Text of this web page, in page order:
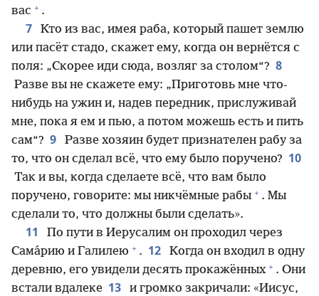
вас + .
7
Кто из вас, имея раба, который пашет землю
или пасёт стадо, скажет ему, когда он вернётся с
поля: „Скорее иди сюда, возляг за столом“? 8
Разве вы не скажете ему: „Приготовь мне что-
нибудь на ужин и, надев передник, прислуживай
мне, пока я ем и пью, а потом можешь есть и пить
сам“? 9
Разве хозяин будет признателен рабу за
то, что он сделал всё, что ему было поручено? 10
Так и вы, когда сделаете всё, что вам было
поручено, говорите: мы никчёмные рабы + . Мы
сделали то, что должны были сделать».
11
По пути в Иерусалим он проходил через
Сама́рию и Галилею + . 12
Когда он входил в одну
деревню, его увидели десять прокажённых + . Они
встали вдалеке 13
и громко закричали: «Иисус,